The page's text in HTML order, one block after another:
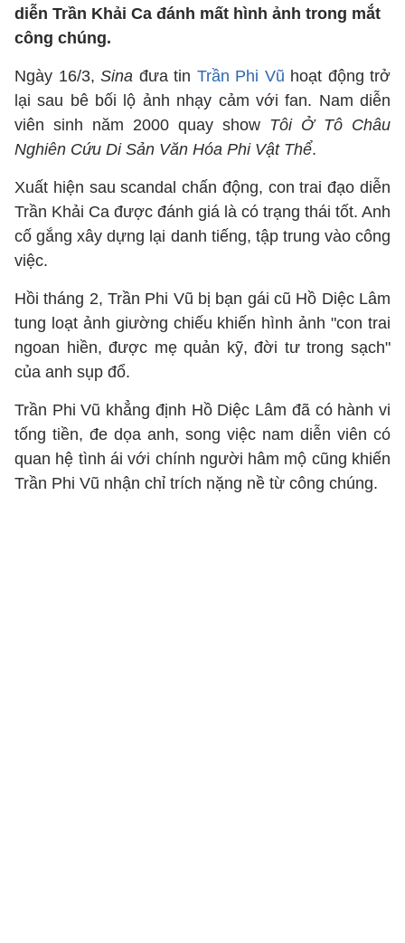
diễn Trần Khải Ca đánh mất hình ảnh trong mắt
công chúng.
Ngày 16/3, Sina đưa tin Trần Phi Vũ hoạt động trở
lại sau bê bối lộ ảnh nhạy cảm với fan. Nam diễn
viên sinh năm 2000 quay show Tôi Ở Tô Châu
Nghiên Cứu Di Sản Văn Hóa Phi Vật Thể.
Xuất hiện sau scandal chấn động, con trai đạo diễn
Trần Khải Ca được đánh giá là có trạng thái tốt. Anh
cố gắng xây dựng lại danh tiếng, tập trung vào công
việc.
Hồi tháng 2, Trần Phi Vũ bị bạn gái cũ Hồ Diệc Lâm
tung loạt ảnh giường chiếu khiến hình ảnh "con trai
ngoan hiền, được mẹ quản kỹ, đời tư trong sạch"
của anh sụp đổ.
Trần Phi Vũ khẳng định Hồ Diệc Lâm đã có hành vi
tống tiền, đe dọa anh, song việc nam diễn viên có
quan hệ tình ái với chính người hâm mộ cũng khiến
Trần Phi Vũ nhận chỉ trích nặng nề từ công chúng.